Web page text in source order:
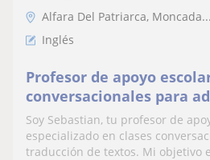
Alfara Del Patriarca, Moncada...
Inglés
Profesor de apoyo
conversacionales para
traducción de textos.
presencial
Soy Sebastian, tu profesor de
especializado en clases
traducción de textos. Mi objetivo